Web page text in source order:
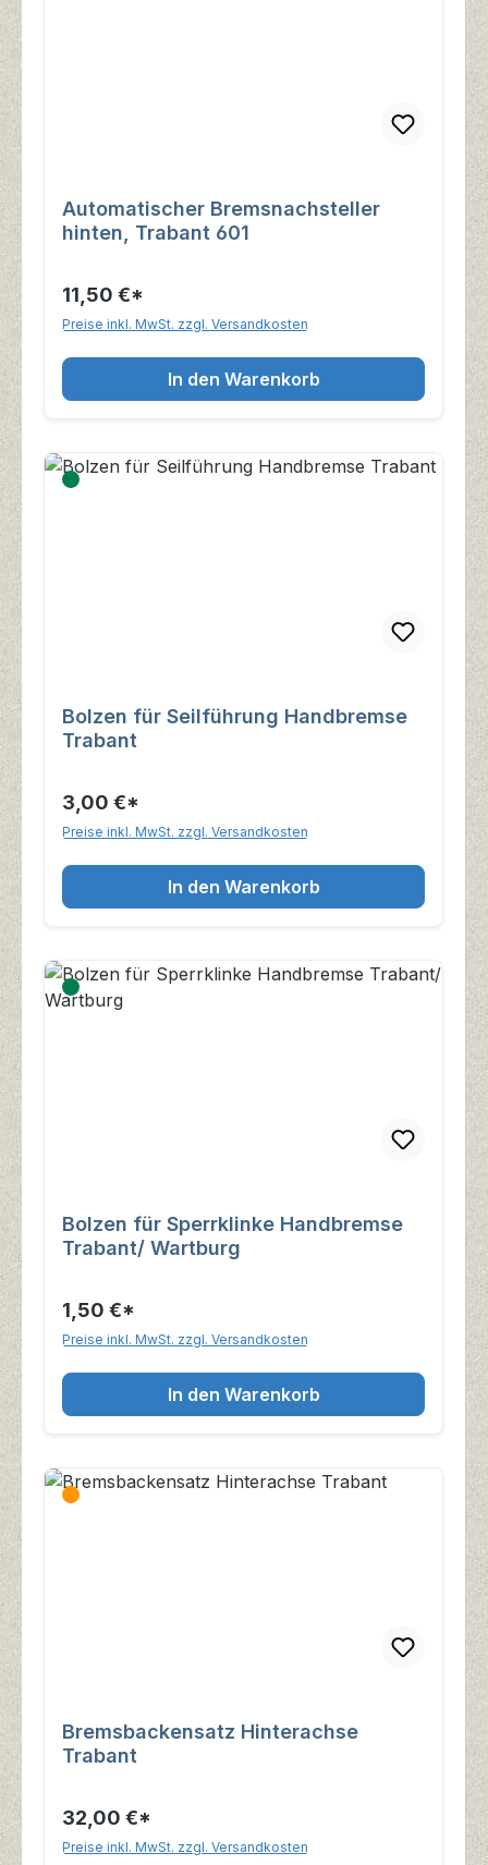
Automatischer Bremsnachsteller
hinten, Trabant 601
11,50 €*
Preise inkl. MwSt. zzgl. Versandkosten
In den Warenkorb
Bolzen für Seilführung Handbremse
Trabant
3,00 €*
Preise inkl. MwSt. zzgl. Versandkosten
In den Warenkorb
Bolzen für Sperrklinke Handbremse
Trabant/ Wartburg
1,50 €*
Preise inkl. MwSt. zzgl. Versandkosten
In den Warenkorb
Bremsbackensatz Hinterachse
Trabant
32,00 €*
Preise inkl. MwSt. zzgl. Versandkosten